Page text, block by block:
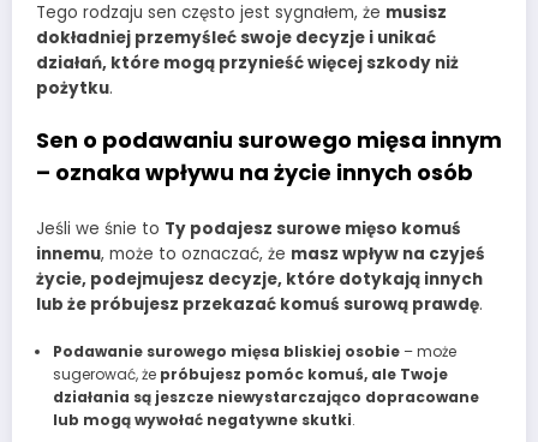
Tego rodzaju sen często jest sygnałem, że musisz
dokładniej przemyśleć swoje decyzje i unikać
działań, które mogą przynieść więcej szkody niż
pożytku.
Sen o podawaniu surowego mięsa innym
– oznaka wpływu na życie innych osób
Jeśli we śnie to Ty podajesz surowe mięso komuś
innemu, może to oznaczać, że masz wpływ na czyjeś
życie, podejmujesz decyzje, które dotykają innych
lub że próbujesz przekazać komuś surową prawdę.
Podawanie surowego mięsa bliskiej osobie– może
sugerować, że próbujesz pomóc komuś, ale Twoje
działania są jeszcze niewystarczająco dopracowane
lub mogą wywołać negatywne skutki.